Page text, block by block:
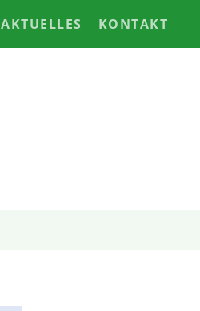
AKTUELLES KONTAKT